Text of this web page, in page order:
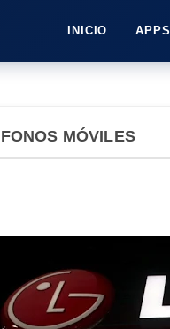
INICIO APPS
MÓVILES